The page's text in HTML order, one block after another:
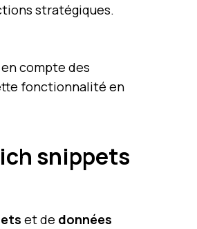
stratégiques.
compte des
fonctionnalité en
snippets
et de données